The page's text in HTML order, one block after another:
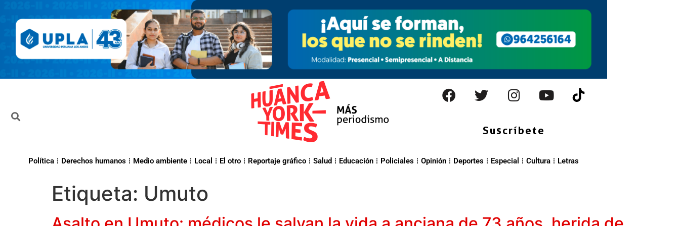
Suscríbete
Política Derechos humanos Medio ambiente Local El otro Reportaje gráfico Salud Educación Policiales Opinión Deportes Especial Cultura Letras
Etiqueta: Umuto